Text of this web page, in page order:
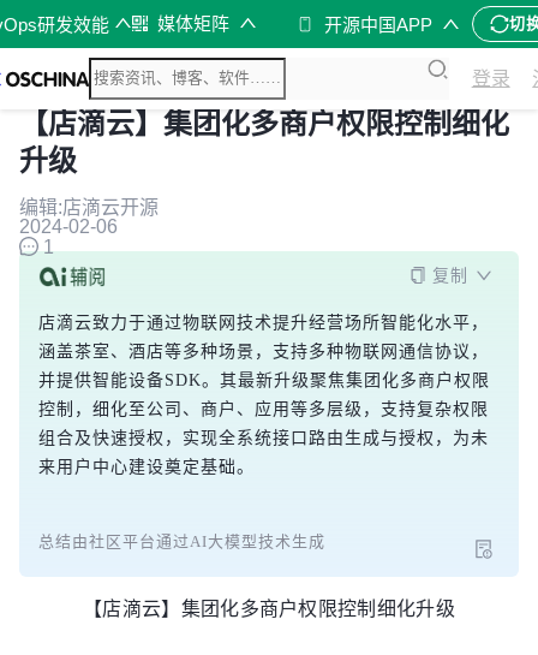
研发效能 媒体矩阵 开源中国APP 切
登录
【店滴云】集团化多商户权限控制细化
升级
编辑:店滴云开源
2024-02-06
1
复制
店滴云致力于通过物联网技术提升经营场所智能化水平，
涵盖茶室、酒店等多种场景，支持多种物联网通信协议，
并提供智能设备SDK。其最新升级聚焦集团化多商户权限
控制，细化至公司、商户、应用等多层级，支持复杂权限
组合及快速授权，实现全系统接口路由生成与授权，为未
来用户中心建设奠定基础。
总结由社区平台通过AI大模型技术生成
【店滴云】集团化多商户权限控制细化升级